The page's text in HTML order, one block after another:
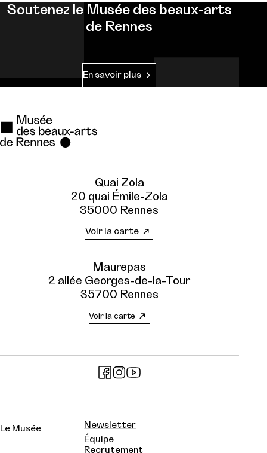
Soutenez le Musée des beaux-arts
de Rennes
En savoir plus
Quai Zola
20 quai Émile-Zola
35000 Rennes
Voir la carte
Maurepas
2 allée Georges-de-la-Tour
35700 Rennes
Voir la carte
Le Musée
Newsletter
Équipe
Recrutement